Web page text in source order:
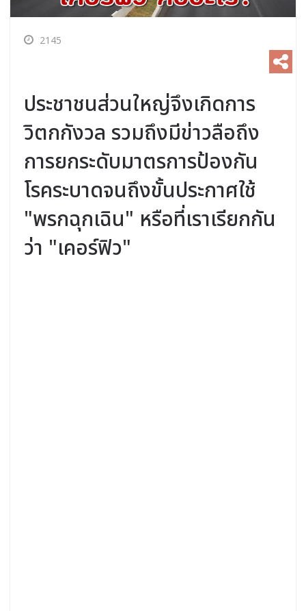
2145
ประชาชนส่วนใหญ่จึงเกิดการ
วิตกกังวล รวมถึงมีข่าวลือถึง
การยกระดับมาตรการป้องกัน
โรคระบาดจนถึงขั้นประกาศใช้
"พรกฉุกเฉิน" หรือที่เราเรียกกัน
ว่า "เคอร์ฟิว"